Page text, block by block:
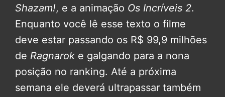
Shazam!, e a animação Os Incríveis 2.
Enquanto você lê esse texto o filme
deve estar passando os R$ 99,9 milhões
de Ragnarok e galgando para a nona
posição no ranking. Até a próxima
semana ele deverá ultrapassar também